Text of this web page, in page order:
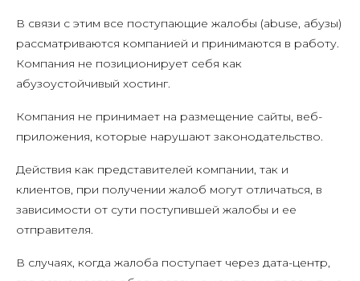
В связи с этим все поступающие жалобы (abuse, абузы)
рассматриваются компанией и принимаются в работу.
Компания не позиционирует себя как
абузоустойчивый хостинг.
Компания не принимает на размещение сайты, веб-
приложения, которые нарушают законодательство.
Действия как представителей компании, так и
клиентов, при получении жалоб могут отличаться, в
зависимости от сути поступившей жалобы и ее
отправителя.
В случаях, когда жалоба поступает через дата-центр,